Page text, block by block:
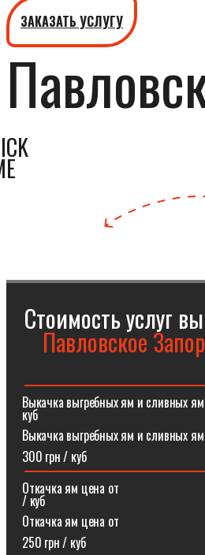
ЗАКАЗАТЬ УСЛУГУ
Стоимость услуг
Павловское
Выкачка выгребных ям и сливных
куб
Выкачка выгребных ям и сливных
300 грн / куб
Откачка ям цена от
/ куб
Откачка ям цена от
250 грн / куб